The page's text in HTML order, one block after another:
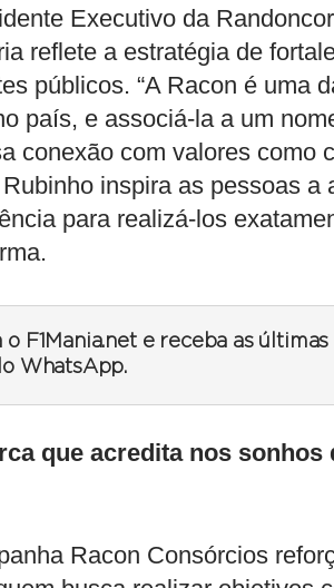
Executivo da
reflete a estratégia de
públicos. “A Racon é uma
país, e associá-la a um
conexão com valores como
inspira as pessoas
para realizá-los
o F1Mania.net e receba as
WhatsApp.
que acredita nos
Racon Consórcios